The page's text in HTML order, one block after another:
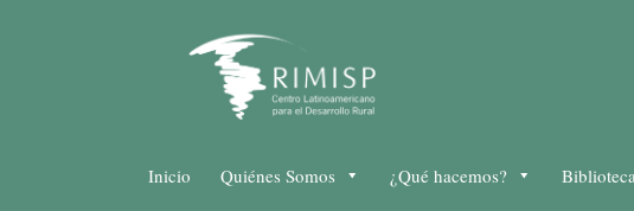
Inicio Quiénes Somos ¿Qué hacemos?